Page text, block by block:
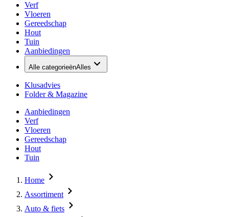
Verf
Vloeren
Gereedschap
Hout
Tuin
Aanbiedingen
Alle categorieënAlles
Klusadvies
Folder & Magazine
Aanbiedingen
Verf
Vloeren
Gereedschap
Hout
Tuin
Home
Assortiment
Auto & fiets